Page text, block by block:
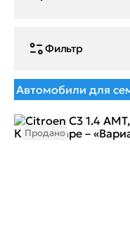
Фильтр
Автомобили для
Продано